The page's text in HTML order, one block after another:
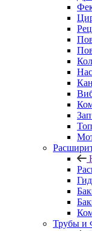
Трубы и